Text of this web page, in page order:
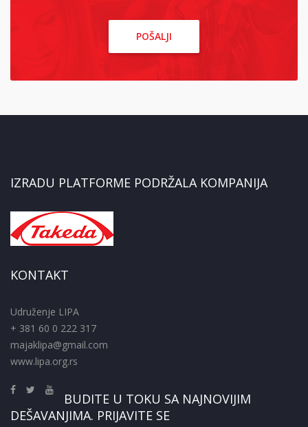
POŠALJI
IZRADU PLATFORME PODRŽALA KOMPANIJA
KONTAKT
Udruženje LIPA
+ 381 60 0 222 317
majaklipa@gmail.com
www.lipa.org.rs
BUDITE U TOKU SA NAJNOVIJIM
DEŠAVANJIMA. PRIJAVITE SE